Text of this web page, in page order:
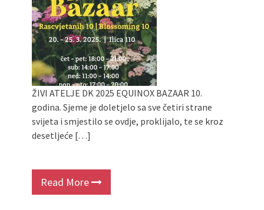
ŽIVI ATELJE DK 2025 EQUINOX BAZAAR 10.
godina. Sjeme je doletjelo sa sve četiri strane
svijeta i smjestilo se ovdje, proklijalo, te se kroz
desetljeće […]
Read More